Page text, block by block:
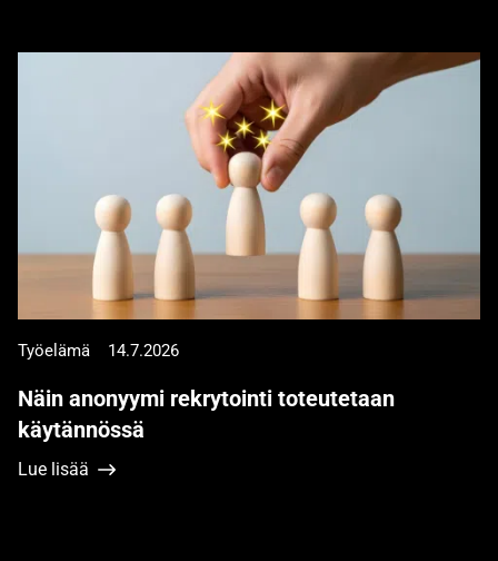
Työelämä 14.7.2026
Näin anonyymi rekrytointi toteutetaan
käytännössä
Lue lisää